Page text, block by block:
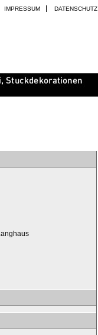
IMPRESSUM DATENSCHUTZ